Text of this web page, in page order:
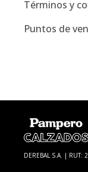
Términos y
Puntos de
DEREBAL S.A. |